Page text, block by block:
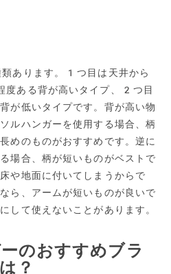
あります。1つ目は天井から
ある背が高いタイプ、2つ目
が低いタイプです。背が高い物
ルハンガーを使用する場合、柄
めのものがおすすめです。逆に
場合、柄が短いものがベストで
や地面に付いてしまうからで
ら、アームが短いものが良いで
して使えないことがあります。
のおすすめブラ
？